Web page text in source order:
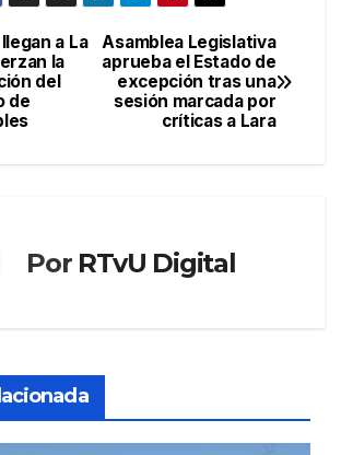
Asamblea Legislativa
aprueba el Estado de
excepción tras una
sesión marcada por
críticas a Lara
a La
la
del
de
Por RTvU Digital